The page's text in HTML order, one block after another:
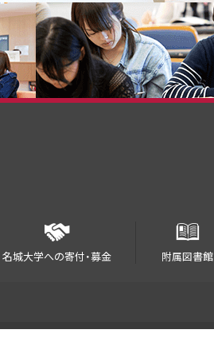
名城大学への寄付・募金
附属図書館